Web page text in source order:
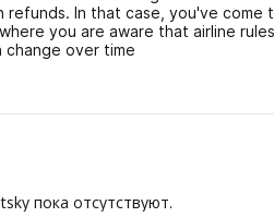
refunds. In that case, you've come
you are aware that airline
change over time
пока отсутствуют.